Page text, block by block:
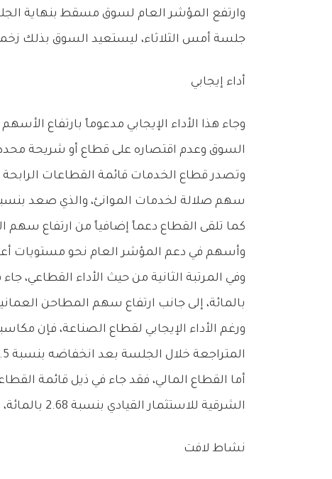
‬جلسة‭ ‬أمس‭ ‬الثلاثاء،‭ ‬ليستعيد‭ ‬السوق‭ ‬بذلك‭ ‬زخماً‭ ‬صعودياً‭ ‬مدفوعاً‭ ‬بتحركات‭ ‬إيجابية‭ ‬في‭ ‬عدد‭ ‬من‭ ‬الأسهم‭ ‬الثقيلة‭ ‬والمؤثرة‭ ‬في‭ ‬مسار‭ ‬التداولات‭.‬
أداء‭ ‬إيجابي
‬السوق‭ ‬وعدم‭ ‬اقتصاره‭ ‬على‭ ‬قطاع‭ ‬أو‭ ‬شريحة‭ ‬محددة‭ ‬من‭ ‬الأسهم‭.‬
‬سهم‭ ‬صلالة‭ ‬لخدمات‭ ‬الموانئ،‭ ‬والذي‭ ‬صعد‭ ‬بنسبة‭ ‬9‭.‬92‭ ‬بالمائة،‭ ‬ليكون‭ ‬من‭ ‬أبرز‭ ‬المحركات‭ ‬الإيجابية‭ ‬في‭ ‬السوق‭ ‬خلال‭ ‬تعاملات‭ ‬اليوم‭.‬
‬وأسهم‭ ‬في‭ ‬دعم‭ ‬المؤشر‭ ‬العام‭ ‬نحو‭ ‬مستويات‭ ‬أعلى‭.‬
‬بالمائة،‭ ‬إلى‭ ‬جانب‭ ‬ارتفاع‭ ‬سهم‭ ‬المطاحن‭ ‬العمانية‭ ‬القيادي‭ ‬بنسبة‭ ‬4‭.‬26‭ ‬بالمائة،‭ ‬ما‭ ‬منح‭ ‬القطاع‭ ‬دعماً‭ ‬إضافياً‭ ‬خلال‭ ‬الجلسة‭.‬
‬المتراجعة‭ ‬خلال‭ ‬الجلسة‭ ‬بعد‭ ‬انخفاضه‭ ‬بنسبة‭ ‬9‭.‬5‭ ‬بالمائة،‭ ‬ليحد‭ ‬بذلك‭ ‬من‭ ‬وتيرة‭ ‬صعود‭ ‬القطاع‭.‬
‬الشرقية‭ ‬للاستثمار‭ ‬القيادي‭ ‬بنسبة‭ ‬2‭.‬68‭ ‬بالمائة،‭ ‬إضافة‭ ‬إلى‭ ‬صعود‭ ‬سهم‭ ‬المدينة‭ ‬تكافل‭ ‬بنسبة‭ ‬2‭.‬26‭ ‬بالمائة‭.‬
نشاط‭ ‬لافت